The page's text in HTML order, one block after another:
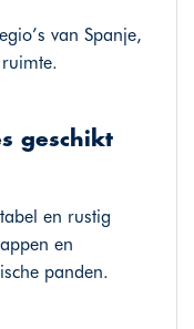
van Spanje,
geschikt
en rustig
en
panden.